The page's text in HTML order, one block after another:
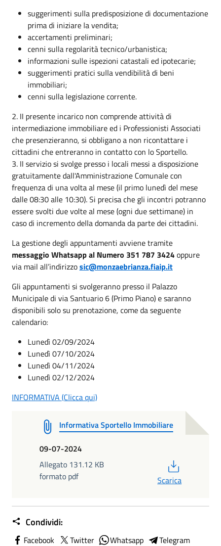
suggerimenti sulla predisposizione di documentazione
prima di iniziare la vendita;
accertamenti preliminari;
cenni sulla regolarità tecnico/urbanistica;
informazioni sulle ispezioni catastali ed ipotecarie;
suggerimenti pratici sulla vendibilità di beni
immobiliari;
cenni sulla legislazione corrente.
2. II presente incarico non comprende attività di
intermediazione immobiliare ed i Professionisti Associati
che presenzieranno, si obbligano a non ricontattare i
cittadini che entreranno in contatto con lo Sportello.
3. II servizio si svolge presso i locali messi a disposizione
gratuitamente dall'Amministrazione Comunale con
frequenza di una volta al mese (il primo lunedì del mese
dalle 08:30 alle 10:30). Si precisa che gli incontri potranno
essere svolti due volte al mese (ogni due settimane) in
caso di incremento della domanda da parte dei cittadini.
La gestione degli appuntamenti avviene tramite
messaggio Whatsapp al Numero 351 787 3424oppure
via mail all’indirizzosic@monzaebrianza.fiaip.it
Gli appuntamenti si svolgeranno presso il Palazzo
Municipale di via Santuario 6 (Primo Piano) e saranno
disponibili solo su prenotazione, come da seguente
calendario:
Lunedì 02/09/2024
Lunedì 07/10/2024
Lunedì 04/11/2024
Lunedì 02/12/2024
INFORMATIVA (Clicca qui)
Informativa Sportello Immobiliare
09-07-2024
Allegato 131.12 KB
formato pdf
Scarica
Condividi:
Facebook Twitter Whatsapp
Telegram